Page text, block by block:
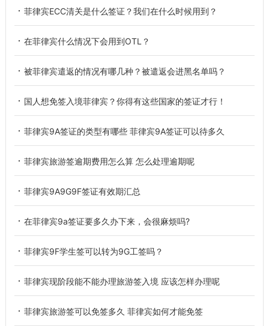
菲律宾ECC清关是什么签证？我们在什么时候用到？
在菲律宾什么情况下会用到OTL？
被菲律宾遣返的情况有哪几种？被遣返会进黑名单吗？
国人想免签入境菲律宾？你得有这些国家的签证才行！
菲律宾9A签证的类型有哪些 菲律宾9A签证可以待多久
菲律宾旅游签逾期费用怎么算 怎么处理逾期呢
菲律宾9A9G9F签证有效期汇总
在菲律宾9a签证要多久办下来，会很麻烦吗?
菲律宾9F学生签可以转为9G工签吗？
菲律宾现阶段能不能办理旅游签入境 应该怎样办理呢
菲律宾旅游签可以免签多久 菲律宾如何才能免签